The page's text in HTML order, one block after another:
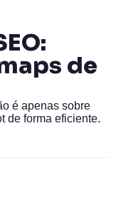
de
é apenas sobre
de forma eficiente.